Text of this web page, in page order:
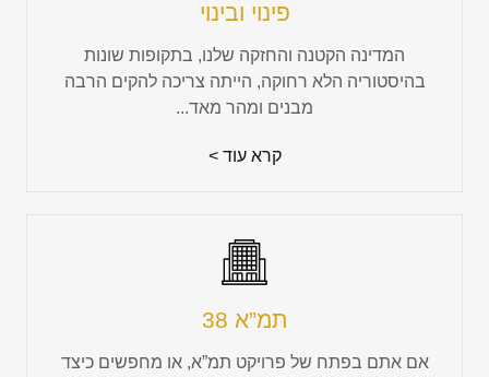
פינוי ובינוי
המדינה הקטנה והחזקה שלנו, בתקופות שונות
בהיסטוריה הלא רחוקה, הייתה צריכה להקים הרבה
מבנים ומהר מאד...
קרא עוד >
תמ”א 38
אם אתם בפתח של פרויקט תמ”א, או מחפשים כיצד